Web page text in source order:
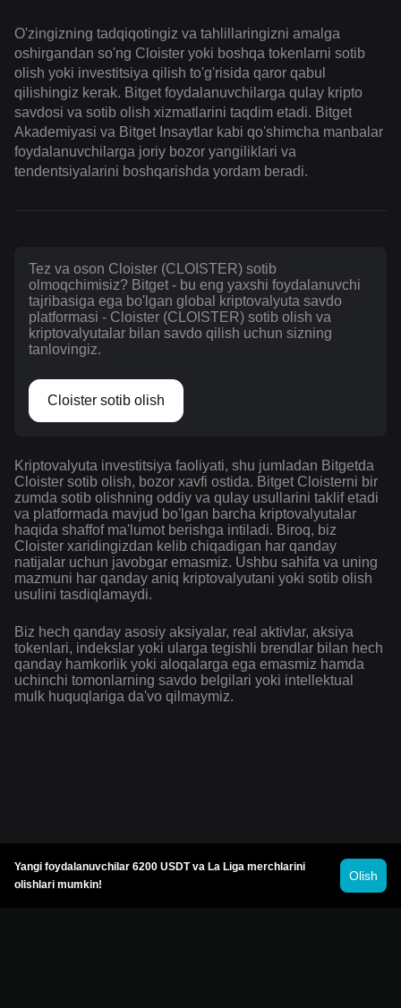
O'zingizning tadqiqotingiz va tahlillaringizni amalga
oshirgandan so'ng Cloister yoki boshqa tokenlarni sotib
olish yoki investitsiya qilish to'g'risida qaror qabul
qilishingiz kerak. Bitget foydalanuvchilarga qulay kripto
savdosi va sotib olish xizmatlarini taqdim etadi. Bitget
Akademiyasi va Bitget Insaytlar kabi qo'shimcha manbalar
foydalanuvchilarga joriy bozor yangiliklari va
tendentsiyalarini boshqarishda yordam beradi.
Tez va oson Cloister (CLOISTER) sotib
olmoqchimisiz? Bitget - bu eng yaxshi foydalanuvchi
tajribasiga ega bo'lgan global kriptovalyuta savdo
platformasi - Cloister (CLOISTER) sotib olish va
kriptovalyutalar bilan savdo qilish uchun sizning
tanlovingiz.
Cloister sotib olish
Kriptovalyuta investitsiya faoliyati, shu jumladan Bitgetda
Cloister sotib olish, bozor xavfi ostida. Bitget Cloisterni bir
zumda sotib olishning oddiy va qulay usullarini taklif etadi
va platformada mavjud bo'lgan barcha kriptovalyutalar
haqida shaffof ma'lumot berishga intiladi. Biroq, biz
Cloister xaridingizdan kelib chiqadigan har qanday
natijalar uchun javobgar emasmiz. Ushbu sahifa va uning
mazmuni har qanday aniq kriptovalyutani yoki sotib olish
usulini tasdiqlamaydi.
Biz hech qanday asosiy aksiyalar, real aktivlar, aksiya
tokenlari, indekslar yoki ularga tegishli brendlar bilan hech
qanday hamkorlik yoki aloqalarga ega emasmiz hamda
uchinchi tomonlarning savdo belgilari yoki intellektual
mulk huquqlariga da'vo qilmaymiz.
Yangi foydalanuvchilar 6200 USDT va La Liga merchlarini
olishlari mumkin!
Olish